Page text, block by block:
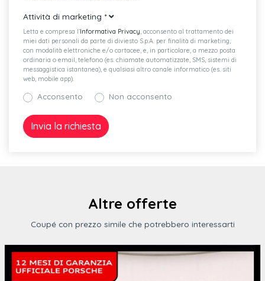
Interfaccia bluetooth
Alloggiamento degli specchietti retrovisivi esterni verniciato in
look alluminio
Specchietti retrovisivi esterni regolabili riscaldabili e ripiegabili
elettricamente schermabili automaticamente
Proiettori a led audi matrix con indicatori di direzione dinamici
Rivestimenti in microfibra dinamica frequency/pelle con
punzonatura logo s
Pacchetto illuminazione diffusa multicolore
Sistema di controllo pressione pneumatici
Sistema di ancoraggio isofix per i seggiolini dei bambini sul
Attività di marketing *
Letta e compresa l’Informativa Privacy, acconsento al trattamento dei
miei dati personali da parte di diviesto S.p.A. per finalità di marketing,
con modalità elettroniche e/o cartacee, e, in particolare, a mezzo posta
ordinaria o email, telefono (es. chiamate automatizzate, SMS, sistemi di
messaggistica istantanea), e qualsiasi altro canale informatico (es. siti
web, mobile app).
Acconsento Non acconsento
Altre offerte
Coupé con prezzo simile che potrebbero interessarti